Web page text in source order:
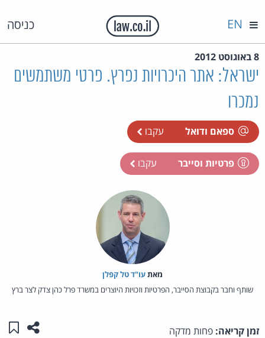
כניסה EN
8 באוגוסט 2012
ישראל: אתר היכרויות נפרץ. פרטי משתמשים
נמכרו
ספאם ודואל עקבו
פרטיות וסייבר עקבו
מאת‏עו"ד טל קפלן
שותף וחבר בקבוצת הסייבר, הפרטיות וזכויות היוצרים במשרד פרל כהן צדק לצר ברץ
זמן קריאה: פחות מדקה שתפו